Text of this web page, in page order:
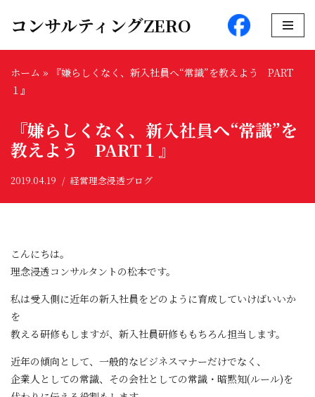
テ
ン
ス
キ
ッ
コンサルティングZERO
ホーム »
『嫌らしくなく、新入社員へ“常識”を教えよう PART
１』
『嫌らしくなく、新入社員へ“常識”を
教えよう PART１』
2019.04.19 経営理念浸透ブログ
こんにちは。
理念浸透コンサルタントの松本です。
私は受入側に近年の新入社員をどのように育成していけばいいか
を
教える研修もしますが、新入社員研修ももちろん担当します。
近年の傾向として、一般的なビジネスマナーだけでなく、
企業人としての常識、その会社としての常識・暗黙知(ルール)を